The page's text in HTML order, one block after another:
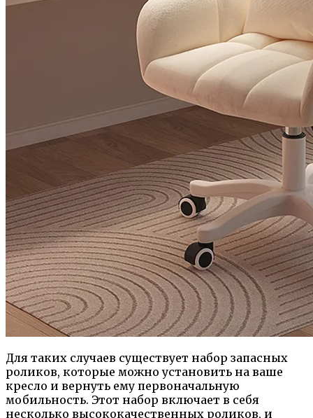
Для таких случаев существует набор запасных
роликов, которые можно установить на ваше
кресло и вернуть ему первоначальную
мобильность. Этот набор включает в себя
несколько высококачественных роликов, и